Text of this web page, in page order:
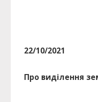
22/10/2021
Про виділення